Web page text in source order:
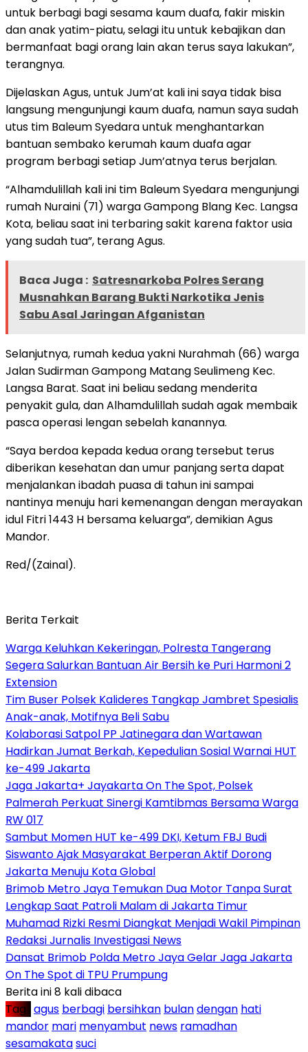
untuk berbagi bagi sesama kaum duafa, fakir miskin
dan anak yatim-piatu, selagi itu untuk kebajikan dan
bermanfaat bagi orang lain akan terus saya lakukan”,
terangnya.
Dijelaskan Agus, untuk Jum’at kali ini saya tidak bisa
langsung mengunjungi kaum duafa, namun saya sudah
utus tim Baleum Syedara untuk menghantarkan
bantuan sembako kerumah kaum duafa agar
program berbagi setiap Jum’atnya terus berjalan.
“Alhamdulillah kali ini tim Baleum Syedara mengunjungi
rumah Nuraini (71) warga Gampong Blang Kec. Langsa
Kota, beliau saat ini terbaring sakit karena faktor usia
yang sudah tua”, terang Agus.
Baca Juga : Satresnarkoba Polres Serang
Musnahkan Barang Bukti Narkotika Jenis
Sabu Asal Jaringan Afganistan
Selanjutnya, rumah kedua yakni Nurahmah (66) warga
Jalan Sudirman Gampong Matang Seulimeng Kec.
Langsa Barat. Saat ini beliau sedang menderita
penyakit gula, dan Alhamdulillah sudah agak membaik
pasca operasi lengan sebelah kanannya.
“Saya berdoa kepada kedua orang tersebut terus
diberikan kesehatan dan umur panjang serta dapat
menjalankan ibadah puasa di tahun ini sampai
nantinya menuju hari kemenangan dengan merayakan
idul Fitri 1443 H bersama keluarga”, demikian Agus
Mandor.
Red/(Zainal).
Berita Terkait
Warga Keluhkan Kekeringan, Polresta Tangerang
Segera Salurkan Bantuan Air Bersih ke Puri Harmoni 2
Extension
Tim Buser Polsek Kalideres Tangkap Jambret Spesialis
Anak-anak, Motifnya Beli Sabu
Kolaborasi Satpol PP Jatinegara dan Wartawan
Hadirkan Jumat Berkah, Kepedulian Sosial Warnai HUT
ke-499 Jakarta
Jaga Jakarta+ Jayakarta On The Spot, Polsek
Palmerah Perkuat Sinergi Kamtibmas Bersama Warga
RW 017
Sambut Momen HUT ke-499 DKI, Ketum FBJ Budi
Siswanto Ajak Masyarakat Berperan Aktif Dorong
Jakarta Menuju Kota Global
Brimob Metro Jaya Temukan Dua Motor Tanpa Surat
Lengkap Saat Patroli Malam di Jakarta Timur
Muhamad Rizki Resmi Diangkat Menjadi Wakil Pimpinan
Redaksi Jurnalis Investigasi News
Dansat Brimob Polda Metro Jaya Gelar Jaga Jakarta
On The Spot di TPU Prumpung
Berita ini 8 kali dibaca
Tag : agus berbagi bersihkan bulandengan hati
mandor mari menyambut news ramadhan
sesamakatasuci